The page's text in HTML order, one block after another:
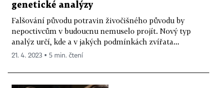
genetické analýzy
Falšování původu potravin živočišného původu by
nepoctivcům v budoucnu nemuselo projít. Nový typ
analýz určí, kde a v jakých podmínkách zvířata...
21. 4. 2023 ▪ 5 min. čtení